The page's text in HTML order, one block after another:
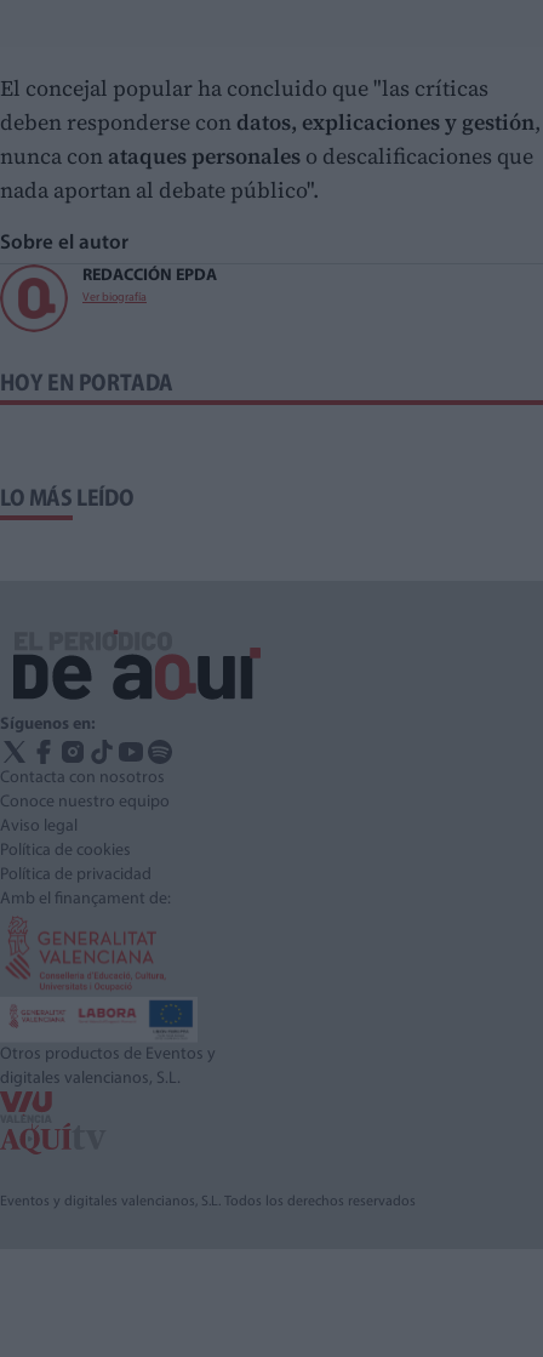
El concejal popular ha concluido que "las críticas
deben responderse con datos, explicaciones y gestión,
nunca con ataques personales o descalificaciones que
nada aportan al debate público".
Sobre el autor
REDACCIÓN EPDA
Ver biografía
HOY EN PORTADA
LO MÁS LEÍDO
Síguenos en:
Contacta con nosotros
Conoce nuestro equipo
Aviso legal
Política de cookies
Política de privacidad
Amb el finançament de:
Otros productos de Eventos y
digitales valencianos, S.L.
Eventos y digitales valencianos, S.L. Todos los derechos reservados